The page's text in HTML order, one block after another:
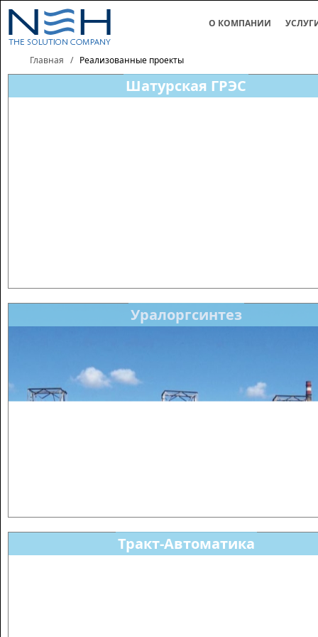
О КОМПАНИИ
Главная / Реализованные проекты
Шатурская ГРЭС
Уралоргсинтез
Тракт-Автоматика